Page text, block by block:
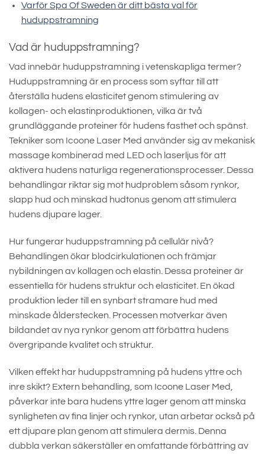
Varför Spa Of Sweden är ditt bästa val för
huduppstramning
Vad är huduppstramning?
Vad innebär huduppstramning i vetenskapliga termer?
Huduppstramning är en process som syftar till att
återställa hudens elasticitet genom stimulering av
kollagen- och elastinproduktionen, vilka är två
grundläggande proteiner för hudens fasthet och spänst.
Tekniker som Icoone Laser Med använder sig av mekanisk
massage kombinerad med LED och laserljus för att
aktivera hudens naturliga regenerationsprocesser. Dessa
behandlingar riktar sig mot hudproblem såsom rynkor,
slapp hud och minskad hudtonus genom att stimulera
hudens djupare lager.
Hur fungerar huduppstramning på cellulär nivå?
Behandlingen ökar blodcirkulationen och främjar
nybildningen av kollagen och elastin. Dessa proteiner är
essentiella för hudens struktur och elasticitet. En ökad
produktion leder till en synbart stramare hud med
minskade ålderstecken. Processen motverkar även
bildandet av nya rynkor genom att förbättra hudens
övergripande kvalitet och struktur.
Vilken effekt har huduppstramning på hudens yttre och
inre skikt? Extern behandling, som Icoone Laser Med,
påverkar inte bara hudens yttre lager genom att minska
synligheten av fina linjer och rynkor, utan arbetar också på
ett djupare plan genom att stimulera dermis. Denna
dubbla verkan säkerställer en omfattande förbättring av